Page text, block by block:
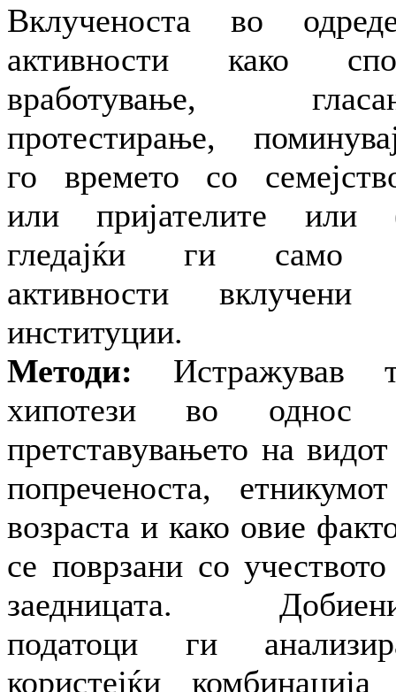
Вклученоста во
активности како
вработување,
протестирање,
го времето со
или пријателите или
гледајќи ги само
активности вклучени
институции.
Методи: Истражував
хипотези во однос
претставувањето на
попреченоста,
возраста и како овие
се поврзани со
заедницата.
податоци ги
користејќи